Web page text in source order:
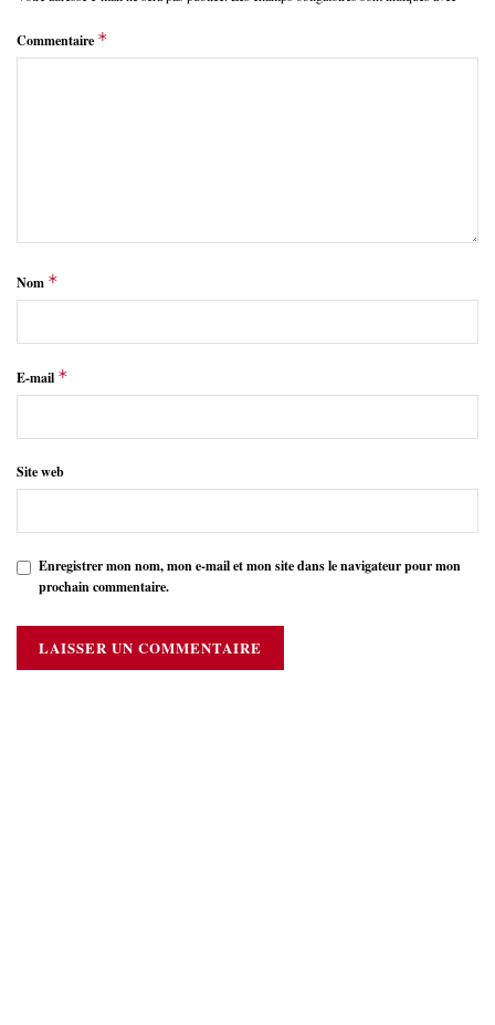
Commentaire *
Nom *
E-mail *
Site web
Enregistrer mon nom, mon e-mail et mon site dans le navigateur pour mon
prochain commentaire.